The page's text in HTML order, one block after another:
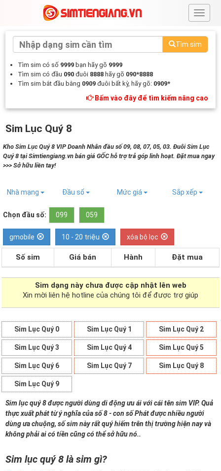
#
Tìm sim
Tìm sim có số 9999 bạn hãy gõ 9999
Tìm sim có đầu 090 đuôi 8888 hãy gõ 090*8888
Tìm sim bắt đầu bằng 0909 đuôi bất kỳ, hãy gõ: 0909*
Bấm vào đây để tìm kiếm nâng cao
Sim Lục Quý 8
Kho Sim Lục Quý 8 VIP Doanh Nhân đầu số 09, 08, 07, 05, 03. Đuôi Sim Lục
Quý 8 tại Simtiengiang.vn bán giá GỐC hỗ trợ trả góp linh hoạt. Đặt mua ngay
>>> Sở hữu liền tay!
Nhà mạng Đầu số Mức giá Sắp xếp
Chọn đầu số: 099 059
gmobile 10 - 20 triệu xóa bộ lọc
Số sim Giá bán Hành Đặt mua
Sim dạng này chưa được cập nhật lên web
Xin mời liên hệ hotline của chúng tôi để được trợ giúp
Sim Lục Quý 0 Sim Lục Quý 1 Sim Lục Quý 2
Sim Lục Quý 3 Sim Lục Quý 4 Sim Lục Quý 5
Sim Lục Quý 6 Sim Lục Quý 7 Sim Lục Quý 8
Sim Lục Quý 9
Sim lục quý 8 được người dùng di động ưu ái với cái tên sim VIP. Quả
thực xuất phát từ ý nghĩa của số 8 - con số Phát được nhiều người
dùng ưa chuộng, số sim này rất quý hiếm trên thị trường hiện nay và
không phải ai có tiền cũng có thể sở hữu nó..
Sim lục quý 8 là sim gì?